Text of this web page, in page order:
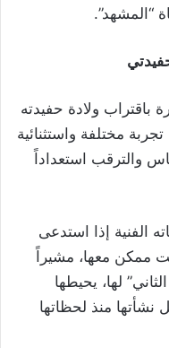
“المشهد”.
باقتراب ولادة حفيدته
مختلفة واستثنائية
والترقب استعداداً
الفنية إذا استدعى
ممكن معها، مشيراً
لها، يحيطها
منذ لحظاتها